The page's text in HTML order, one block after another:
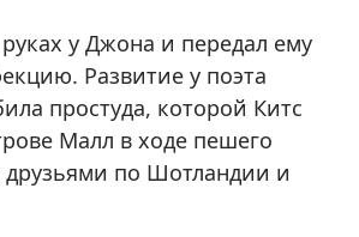
у Джона и передал ему
Развитие у поэта
простуда, которой Китс
Малл в ходе пешего
друзьями по Шотландии и